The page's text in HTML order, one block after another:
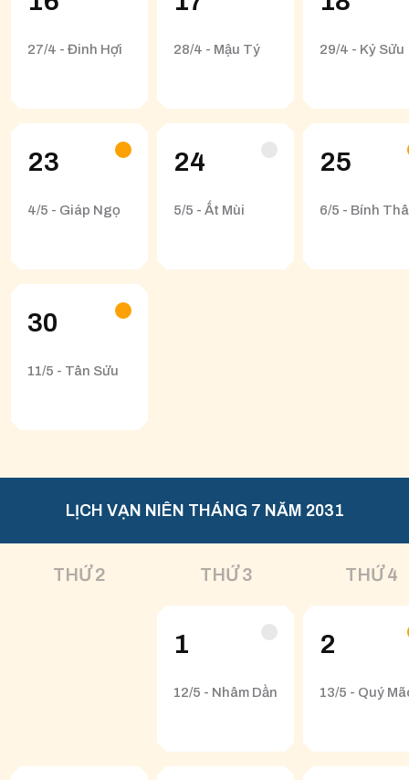
27/4 - Đinh Hợi 28/4 - Mậu Tý 29/4 - Kỷ Sửu
23
4/5 - Giáp Ngọ
24
5/5 - Ất Mùi
25
6/5 - Bính
30
11/5 - Tân Sửu
LỊCH VẠN NIÊN THÁNG 7 NĂM 2031
THỨ 2 THỨ 3 THỨ 4
1
12/5 - Nhâm Dần
2
13/5 - Quý